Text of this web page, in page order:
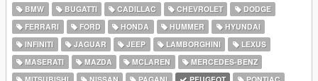
BMW
BUGATTI CADILLAC CHEVROLET
DODGE
FERRARI
FORD HONDA HUMMER
HYUNDAI
INFINITI
JAGUAR JEEP LAMBORGHINI
LEXUS
MASERATI
MAZDA MCLAREN
MERCEDES-BENZ